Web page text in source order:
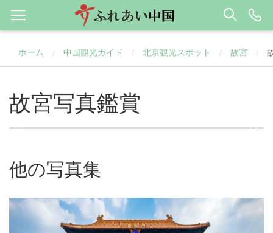
ホーム / 中国観光ガイド / 北京観光スポット / 故宮 /
故宮写真鑑賞
他の写真集